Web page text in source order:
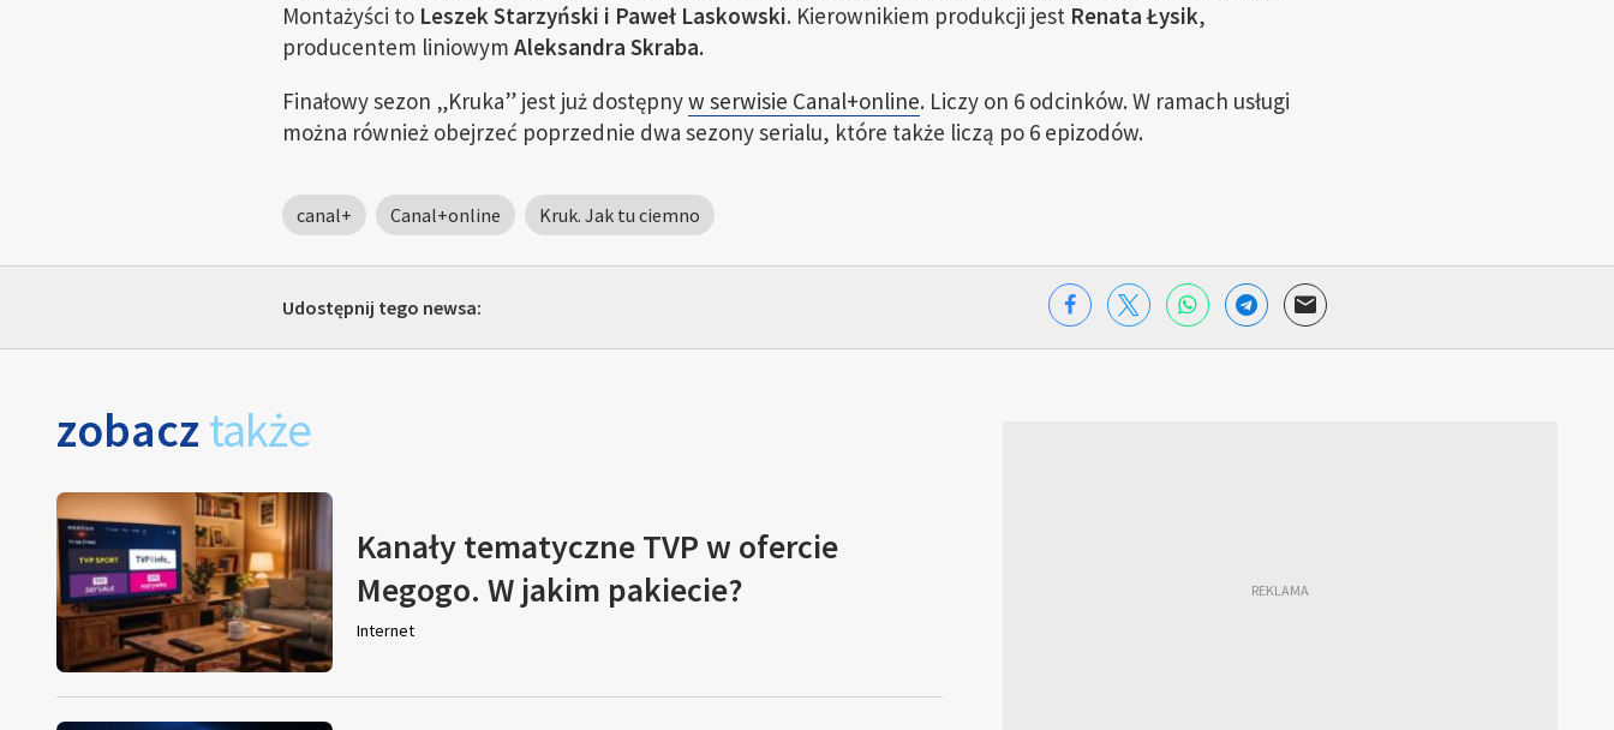
Montażyści to Leszek Starzyński i Paweł Laskowski. Kierownikiem produkcji jest Renata Łysik,
producentem liniowym Aleksandra Skraba.
Finałowy sezon „Kruka” jest już dostępnyw serwisie Canal+online. Liczy on 6 odcinków. W ramach usługi
można również obejrzeć poprzednie dwa sezony serialu, które także liczą po 6 epizodów.
canal+ Canal+online Kruk. Jak tu ciemno
Udostępnij tego newsa:
zobacz także
Kanały tematyczne TVP w ofercie
Megogo. W jakim pakiecie?
Internet